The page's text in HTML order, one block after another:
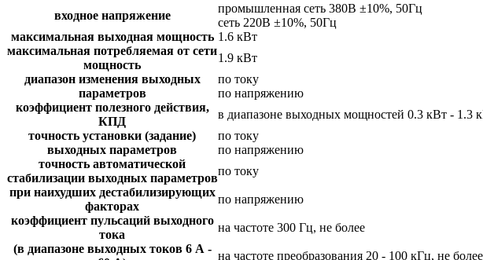
входное напряжение
промышленная сеть 380В ±10%, 50Гц
сеть 220В ±10%, 50Гц
максимальная выходная мощность 1.6 кВт
максимальная потребляемая от сети
мощность
1.9 кВт
диапазон изменения выходных
параметров
по току
по напряжению
коэффициент полезного действия,
КПД
в диапазоне выходных мощностей 0.3 кВт - 1.3
точность установки (задание)
выходных параметров
по току
по напряжению
точность автоматической
стабилизации выходных параметров
при наихудших дестабилизирующих
факторах
по току
по напряжению
коэффициент пульсаций выходного
тока
(в диапазоне выходных токов 6 А -
на частоте 300 Гц, не более
на частоте преобразования 20 - 100 кГц, не более